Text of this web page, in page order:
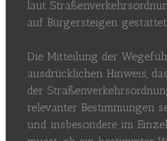
laut
auf Bürgersteigen
Die Mitteilung der
ausdrücklichen Hinweis,
der
relevanter Bestimmungen
und insbesondere im